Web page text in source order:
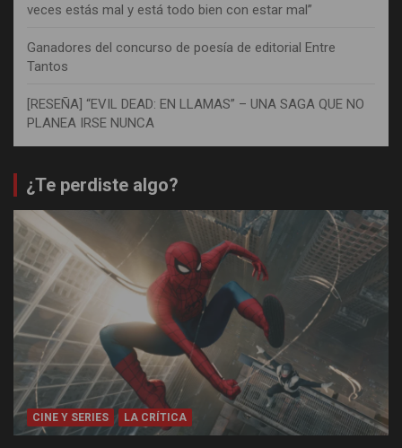
veces estás mal y está todo bien con estar mal”
Ganadores del concurso de poesía de editorial Entre
Tantos
[RESEÑA] “EVIL DEAD: EN LLAMAS” – UNA SAGA QUE NO
PLANEA IRSE NUNCA
¿Te perdiste algo?
CINE Y SERIES LA CRÍTICA